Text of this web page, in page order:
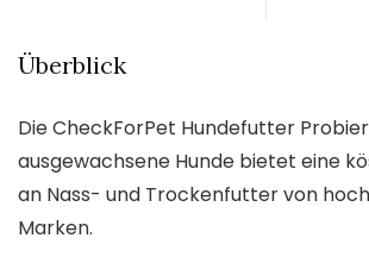
Überblick
Die CheckForPet Hundefutter
ausgewachsene Hunde bietet eine
an Nass- und Trockenfutter von
Marken.